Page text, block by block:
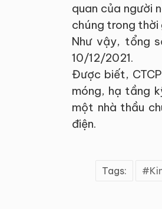
quan của người
chúng trong thời
Như vậy, tổng
10/12/2021.
Được biết,
móng, hạ tầng
một nhà thầu
điện.
Tags: